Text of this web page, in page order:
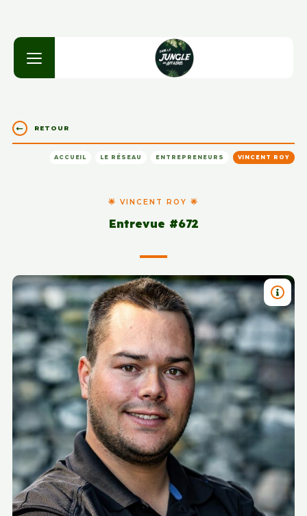
RETOUR
ACCUEIL LE RÉSEAU ENTREPRENEURS VINCENT ROY
🌟 VINCENT ROY 🌟
Entrevue #672
TITRE